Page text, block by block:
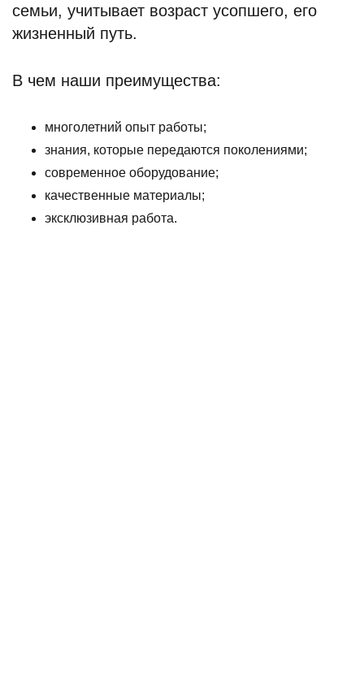
семьи, учитывает возраст усопшего, его
жизненный путь.
В чем наши преимущества:
многолетний опыт работы;
знания, которые передаются поколениями;
современное оборудование;
качественные материалы;
эксклюзивная работа.